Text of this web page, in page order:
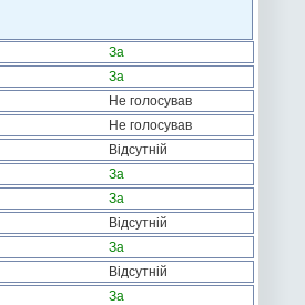
За
За
Не голосував
Не голосував
Відсутній
За
За
Відсутній
За
Відсутній
За